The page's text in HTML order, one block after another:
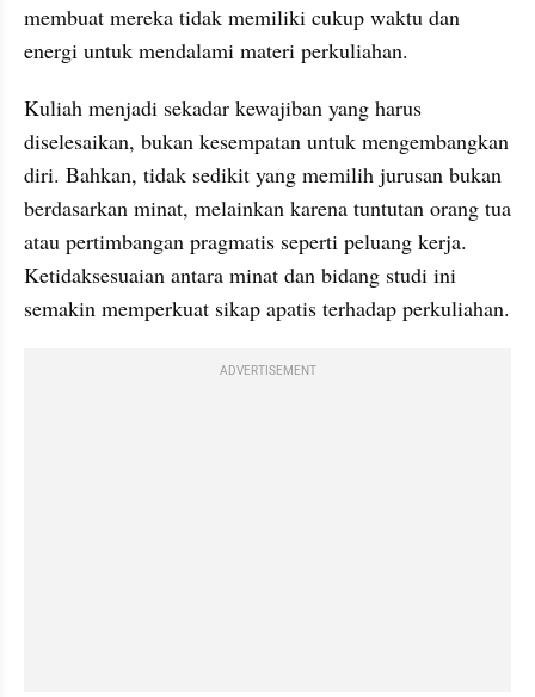
membuat mereka tidak memiliki cukup waktu dan
energi untuk mendalami materi perkuliahan.
Kuliah menjadi sekadar kewajiban yang harus
diselesaikan, bukan kesempatan untuk mengembangkan
diri. Bahkan, tidak sedikit yang memilih jurusan bukan
berdasarkan minat, melainkan karena tuntutan orang tua
atau pertimbangan pragmatis seperti peluang kerja.
Ketidaksesuaian antara minat dan bidang studi ini
semakin memperkuat sikap apatis terhadap perkuliahan.
ADVERTISEMENT